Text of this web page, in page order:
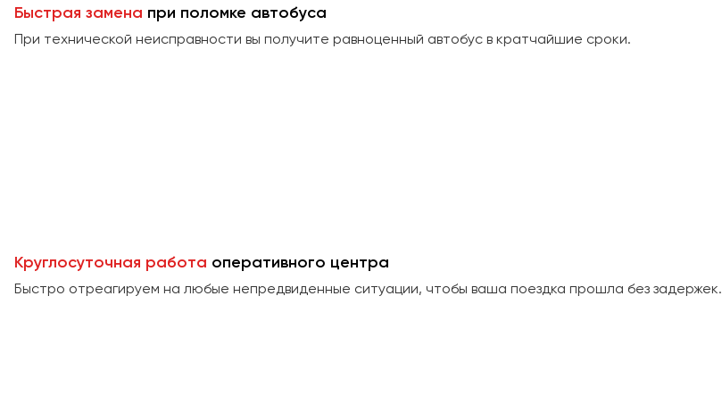
Быстрая замена при поломке автобуса
При технической неисправности вы получите равноценный автобус в кратчайшие сроки.
Круглосуточная работа оперативного центра
Быстро отреагируем на любые непредвиденные ситуации, чтобы ваша поездка прошла без задержек.